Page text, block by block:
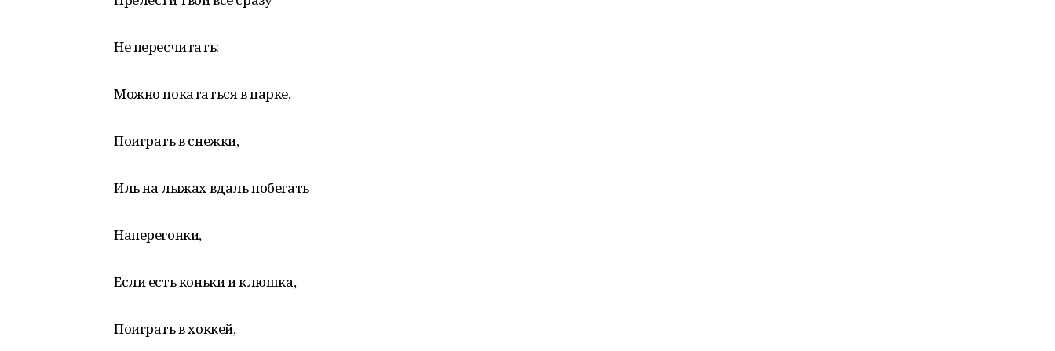
Не пересчитать:
Можно покататься в парке,
Поиграть в снежки,
Иль на лыжах вдаль побегать
Наперегонки,
Если есть коньки и клюшка,
Поиграть в хоккей,